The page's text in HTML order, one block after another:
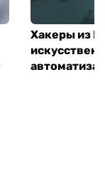
Хакеры из